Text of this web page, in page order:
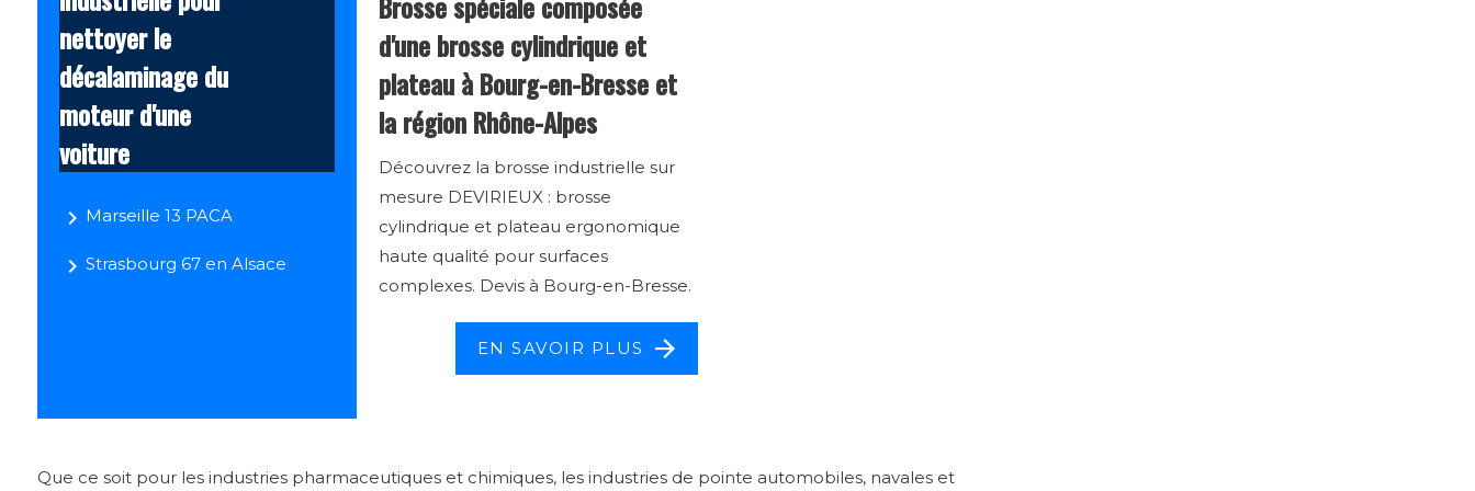
nettoyer le
décalaminage du
moteur d'une
voiture
navigate_next Marseille 13 PACA
navigate_next Strasbourg 67 en Alsace
d'une brosse cylindrique et
plateau à Bourg-en-Bresse et
la région Rhône-Alpes
Découvrez la brosse industrielle sur
mesure DEVIRIEUX : brosse
cylindrique et plateau ergonomique
haute qualité pour surfaces
complexes. Devis à Bourg-en-Bresse.
EN SAVOIR PLUS
Que ce soit pour les industries pharmaceutiques et chimiques, les industries de pointe automobiles, navales et